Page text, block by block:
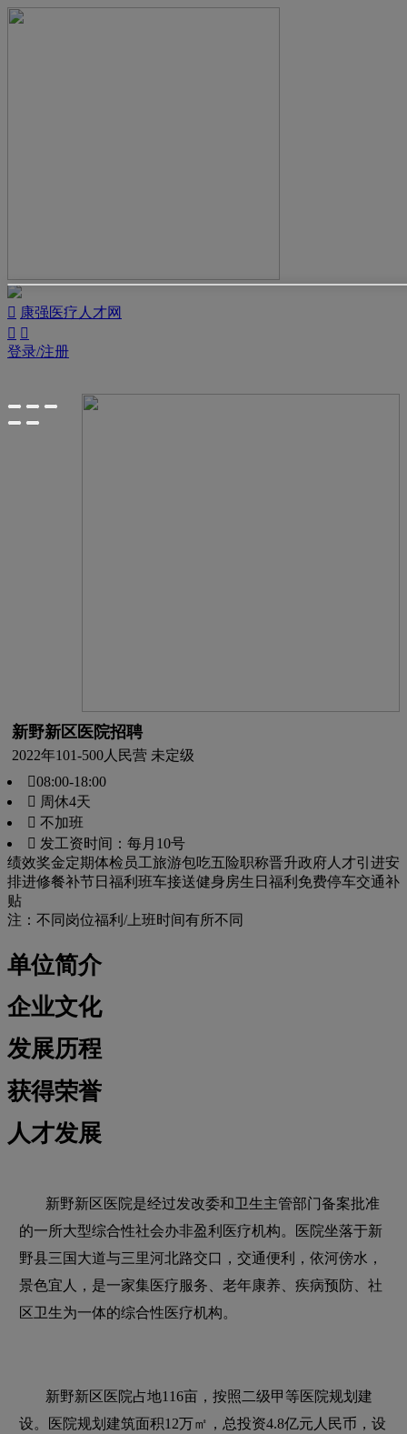
 康强医疗人才网
 
登录/注册
新野新区医院招聘
2022年101-500人 民营 未定级
08:00-18:00
 周休4天
 不加班
 发工资时间：每月10号
绩效奖金定期体检 员工旅游包吃五险职称晋升政府人才引进安
排进修餐补节日福利 班车接送健身房生日福利 免费停车交通补
贴
注：不同岗位福利/上班时间有所不同
单位简介
企业文化
发展历程
获得荣誉
人才发展
新野新区医院是经过发改委和卫生主管部门备案批准
的一所大型综合性社会办非盈利医疗机构。医院坐落于新
野县三国大道与三里河北路交口，交通便利，依河傍水，
景色宜人，是一家集医疗服务、老年康养、疾病预防、社
区卫生为一体的综合性医疗机构。
新野新区医院占地116亩，按照二级甲等医院规划建
设。医院规划建筑面积12万㎡，总投资4.8亿元人民币，设